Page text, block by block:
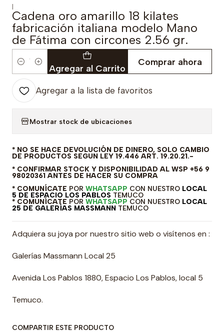
|
Cadena oro amarillo 18 kilates
fabricación italiana modelo Mano
de Fátima con circones 2.56 gr.
Cantidad Agregar al Carrito
Comprar ahora
Agregar a la lista de favoritos
Mostrar stock de ubicaciones
* NO SE HACE DEVOLUCIÓN DE DINERO, SOLO CAMBIO
DE PRODUCTOS SEGUN LEY 19.446 ART. 19.20.21.-
* CONFIRMAR STOCK Y DISPONIBILIDAD AL WSP +56 9
98020361 ANTES DE HACER SU COMPRA
* COMUNÍCATE POR WHATSAPP CON NUESTRO LOCAL
5 DE ESPACIO LOS PABLOS TEMUCO
* COMUNÍCATE POR WHATSAPP CON NUESTRO LOCAL
25 DE GALERÍAS MASSMANN TEMUCO
Adquiera su joya por nuestro sitio web o visítenos en :
Galerías Massmann Local 25
Avenida Los Pablos 1880, Espacio Los Pablos, local 5
Temuco.
COMPARTIR ESTE PRODUCTO